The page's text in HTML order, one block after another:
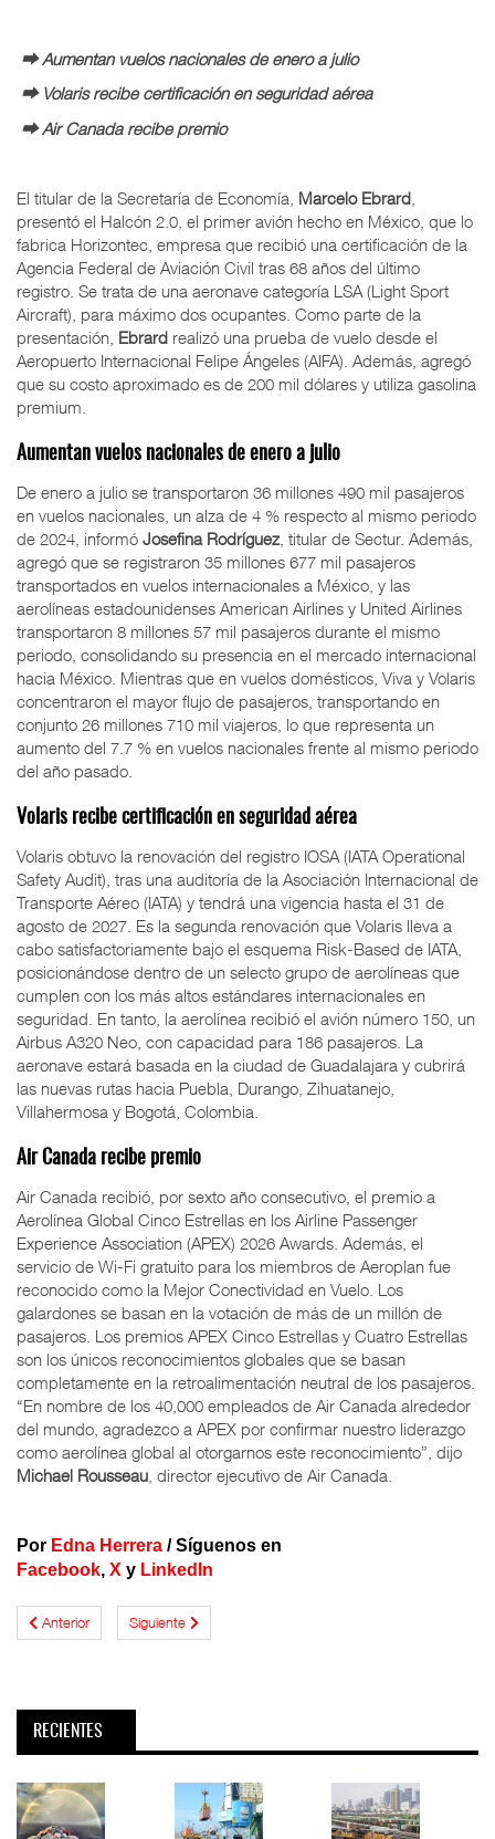
⮕ Aumentan vuelos nacionales de enero a julio
⮕ Volaris recibe certificación en seguridad aérea
⮕ Air Canada recibe premio
El titular de la Secretaría de Economía, Marcelo Ebrard
presentó el Halcón 2.0, el primer avión hecho en México, que lo
fabrica Horizontec, empresa que recibió una certificación de la
Agencia Federal de Aviación Civil tras 68 años del último
registro. Se trata de una aeronave categoría LSA (Light Sport
Aircraft), para máximo dos ocupantes. Como parte de la
presentación, Ebrard realizó una prueba de vuelo desde el
Aeropuerto Internacional Felipe Ángeles (AIFA). Además, agregó
que su costo aproximado es de 200 mil dólares y utiliza gasolina
premium.
Aumentan vuelos nacionales de enero a julio
De enero a julio se transportaron 36 millones 490 mil pasajeros
en vuelos nacionales, un alza de 4 % respecto al mismo periodo
de 2024, informó Josefina Rodríguez, titular de Sectur. Además,
agregó que se registraron 35 millones 677 mil pasajeros
transportados en vuelos internacionales a México, y las
aerolíneas estadounidenses American Airlines y United Airlines
transportaron 8 millones 57 mil pasajeros durante el mismo
periodo, consolidando su presencia en el mercado internacional
hacia México. Mientras que en vuelos domésticos, Viva y Volaris
concentraron el mayor flujo de pasajeros, transportando en
conjunto 26 millones 710 mil viajeros, lo que representa un
aumento del 7.7 % en vuelos nacionales frente al mismo periodo
del año pasado.
Volaris recibe certificación en seguridad aérea
Volaris obtuvo la renovación del registro IOSA (IATA Operational
Safety Audit), tras una auditoría de la Asociación Internacional de
Transporte Aéreo (IATA) y tendrá una vigencia hasta el 31 de
agosto de 2027. Es la segunda renovación que Volaris lleva a
cabo satisfactoriamente bajo el esquema Risk-Based de IATA,
posicionándose dentro de un selecto grupo de aerolíneas que
cumplen con los más altos estándares internacionales en
seguridad. En tanto, la aerolínea recibió el avión número 150, un
Airbus A320 Neo, con capacidad para 186 pasajeros. La
aeronave estará basada en la ciudad de Guadalajara y cubrirá
las nuevas rutas hacia Puebla, Durango, Zihuatanejo,
Villahermosa y Bogotá, Colombia.
Air Canada recibe premio
Air Canada recibió, por sexto año consecutivo, el premio a
Aerolínea Global Cinco Estrellas en los Airline Passenger
Experience Association (APEX) 2026 Awards. Además, el
servicio de Wi-Fi gratuito para los miembros de Aeroplan fue
reconocido como la Mejor Conectividad en Vuelo. Los
galardones se basan en la votación de más de un millón de
pasajeros. Los premios APEX Cinco Estrellas y Cuatro Estrellas
son los únicos reconocimientos globales que se basan
completamente en la retroalimentación neutral de los pasajeros.
“En nombre de los 40,000 empleados de Air Canada alrededor
del mundo, agradezco a APEX por confirmar nuestro liderazgo
como aerolínea global al otorgarnos este reconocimiento”, dijo
Michael Rousseau , director ejecutivo de Air Canada.
Por Edna Herrera /Síguenos en
Facebook, X y LinkedIn
Anterior Siguiente
RECIENTES